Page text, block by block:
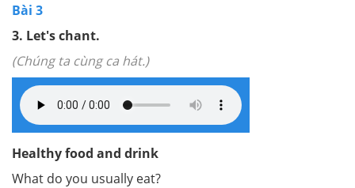
Bài 3
3. Let's chant.
(Chúng ta cùng ca hát.)
Healthy food and drink
What do you usually eat?